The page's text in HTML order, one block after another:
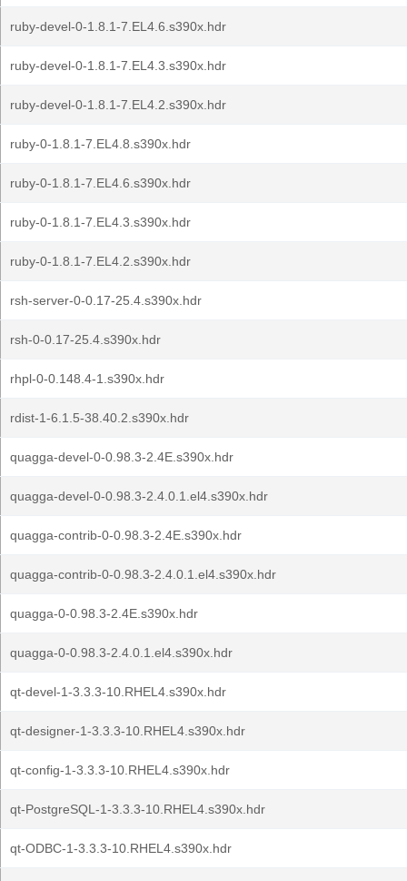
ruby-devel-0-1.8.1-7.EL4.6.s390x.hdr
ruby-devel-0-1.8.1-7.EL4.3.s390x.hdr
ruby-devel-0-1.8.1-7.EL4.2.s390x.hdr
ruby-0-1.8.1-7.EL4.8.s390x.hdr
ruby-0-1.8.1-7.EL4.6.s390x.hdr
ruby-0-1.8.1-7.EL4.3.s390x.hdr
ruby-0-1.8.1-7.EL4.2.s390x.hdr
rsh-server-0-0.17-25.4.s390x.hdr
rsh-0-0.17-25.4.s390x.hdr
rhpl-0-0.148.4-1.s390x.hdr
rdist-1-6.1.5-38.40.2.s390x.hdr
quagga-devel-0-0.98.3-2.4E.s390x.hdr
quagga-devel-0-0.98.3-2.4.0.1.el4.s390x.hdr
quagga-contrib-0-0.98.3-2.4E.s390x.hdr
quagga-contrib-0-0.98.3-2.4.0.1.el4.s390x.hdr
quagga-0-0.98.3-2.4E.s390x.hdr
quagga-0-0.98.3-2.4.0.1.el4.s390x.hdr
qt-devel-1-3.3.3-10.RHEL4.s390x.hdr
qt-designer-1-3.3.3-10.RHEL4.s390x.hdr
qt-config-1-3.3.3-10.RHEL4.s390x.hdr
qt-PostgreSQL-1-3.3.3-10.RHEL4.s390x.hdr
qt-ODBC-1-3.3.3-10.RHEL4.s390x.hdr